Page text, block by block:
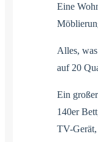
Eine
Alles,
auf 20
Ein
140er
TV-Gerät,